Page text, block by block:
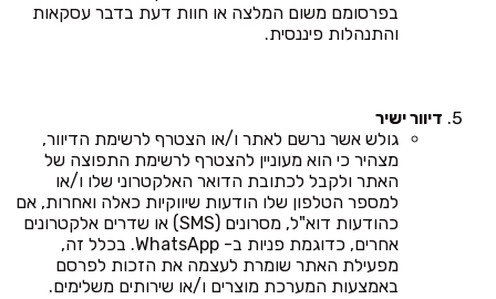
בפרסומם משום המלצה או חוות דעת בדבר עסקאות
והתנהלות פיננסית.
דיוור ישיר
גולש אשר נרשם לאתר ו/או הצטרף לרשימת הדיוור,
מצהיר כי הוא מעוניין להצטרף לרשימת התפוצה של
האתר ולקבל לכתובת הדואר האלקטרוני שלו ו/או
למספר הטלפון שלו הודעות שיווקיות כאלה ואחרות, אם
כהודעות דוא"ל, מסרונים (SMS) או שדרים אלקטרונים
אחרים, כדוגמת פניות ב- WhatsApp. בכלל זה,
מפעילת האתר שומרת לעצמה את הזכות לפרסם
באמצעות המערכת מוצרים ו/או שירותים משלימים.